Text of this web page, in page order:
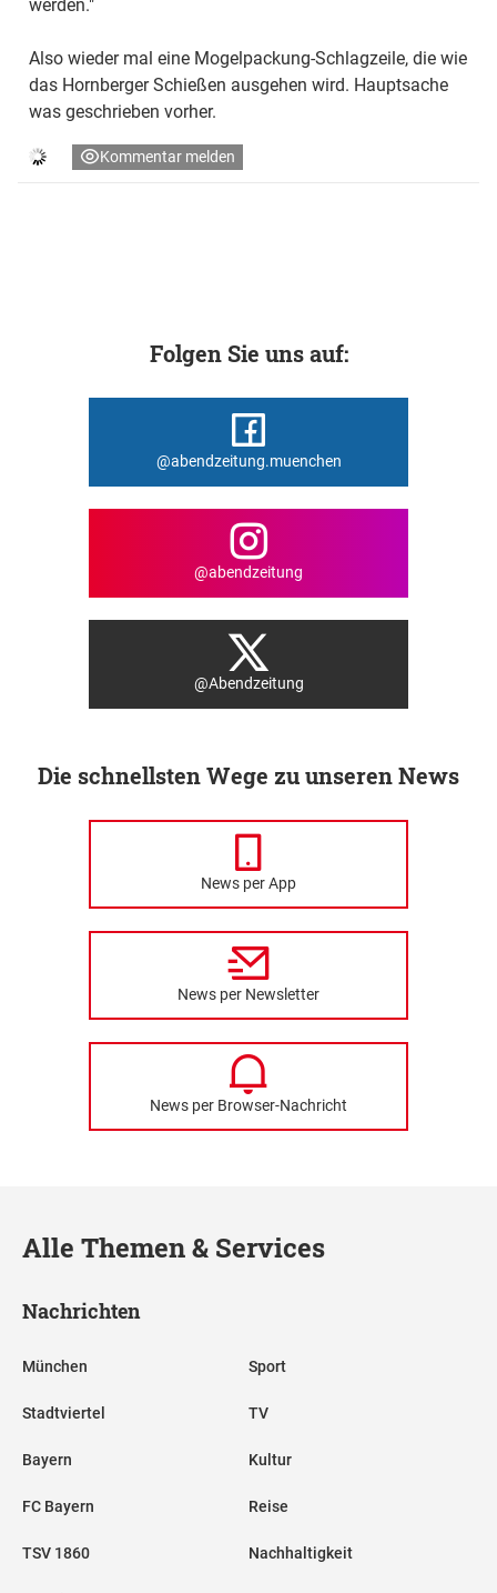
werden."
Also wieder mal eine Mogelpackung-Schlagzeile, die wie
das Hornberger Schießen ausgehen wird. Hauptsache
was geschrieben vorher.
Kommentar melden
Folgen Sie uns auf:
@abendzeitung.muenchen
@abendzeitung
@Abendzeitung
Die schnellsten Wege zu unseren News
News per App
News per Newsletter
News per Browser-Nachricht
Alle Themen & Services
Nachrichten
München
Stadtviertel
Bayern
FC Bayern
TSV 1860
Sport
TV
Kultur
Reise
Nachhaltigkeit